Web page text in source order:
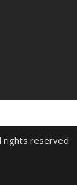
rights reserved